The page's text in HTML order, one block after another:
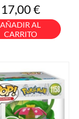
Precio
17,00 €
AÑADIR AL
CARRITO